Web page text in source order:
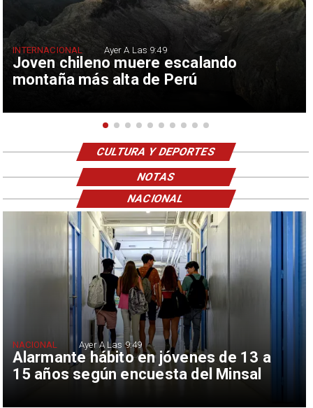
Joven chileno muere escalando
montaña más alta de Perú
INTERNACIONAL Ayer A Las 9:49
CULTURA Y DEPORTES
NOTAS
Alarmante hábito en jóvenes de 13 a
15 años según encuesta del Minsal
NACIONAL Ayer A Las 9:49
NACIONAL